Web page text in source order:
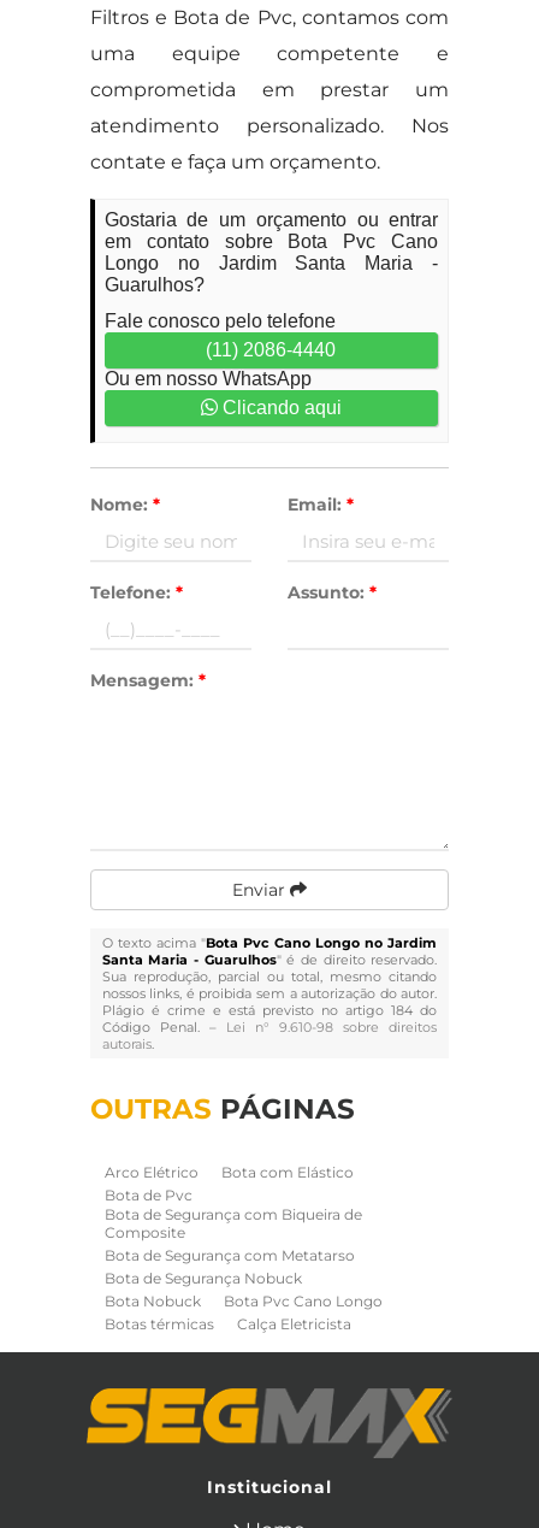
Filtros e Bota de Pvc, contamos com
uma equipe competente e
comprometida em prestar um
atendimento personalizado. Nos
contate e faça um orçamento.
Gostaria de um orçamento ou entrar
em contato sobre Bota Pvc Cano
Longo no Jardim Santa Maria -
Guarulhos?
Fale conosco pelo telefone
(11) 2086-4440
Ou em nosso WhatsApp
Clicando aqui
Nome: * Email: *
Telefone: * Assunto: *
Mensagem: *
Enviar
O texto acima "Bota Pvc Cano Longo no Jardim
Santa Maria - Guarulhos" é de direito reservado.
Sua reprodução, parcial ou total, mesmo citando
nossos links, é proibida sem a autorização do autor.
Plágio é crime e está previsto no artigo 184 do
Código Penal. – Lei n° 9.610-98 sobre direitos
autorais.
OUTRAS PÁGINAS
Arco Elétrico
Bota com Elástico
Bota de Pvc
Bota de Segurança com Biqueira de
Composite
Bota de Segurança com Metatarso
Bota de Segurança Nobuck
Bota Nobuck
Bota Pvc Cano Longo
Botas térmicas
Calça Eletricista
Capa de Chuva
Cinto de Segurança para Eletricista
Cinto de Seguranca Paraquedista
Cone de Sinalização
Equipamentos de Construcao Civil
Institucional